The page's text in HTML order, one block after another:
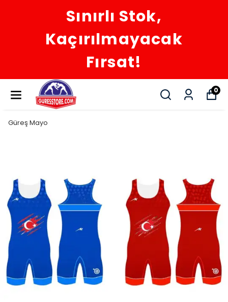
Sınırlı Stok,
Kaçırılmayacak
Fırsat!
0
Güreş Mayo